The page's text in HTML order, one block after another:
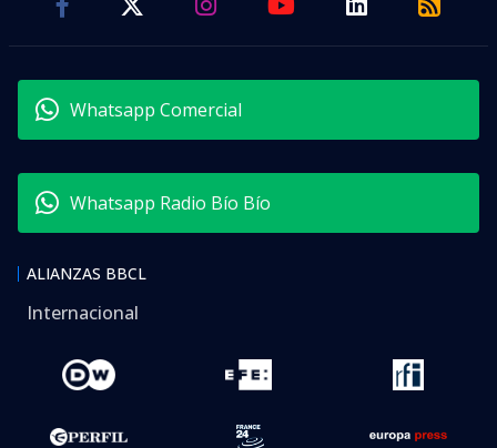
Whatsapp Comercial
Whatsapp Radio Bío Bío
ALIANZAS BBCL
Internacional